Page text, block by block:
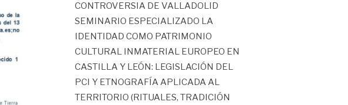
CONTROVERSIA DE VALLADOLID
SEMINARIO ESPECIALIZADO LA
IDENTIDAD COMO PATRIMONIO
CULTURAL INMATERIAL EUROPEO EN
CASTILLA Y LEÓN: LEGISLACIÓN DEL
PCI Y ETNOGRAFÍA APLICADA AL
TERRITORIO (RITUALES, TRADICIÓN